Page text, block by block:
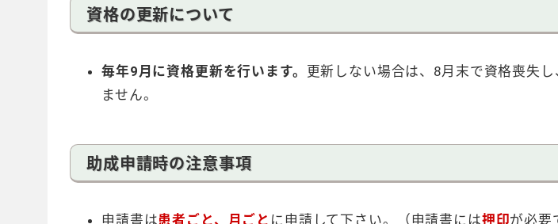
資格の更新について
毎年9月に資格更新を行います。 更新しない場合は、8月末で資格喪失
ません。
助成申請時の注意事項
申請書は患者ごと、月ごと に申請して下さい。（申請書には押印が必要